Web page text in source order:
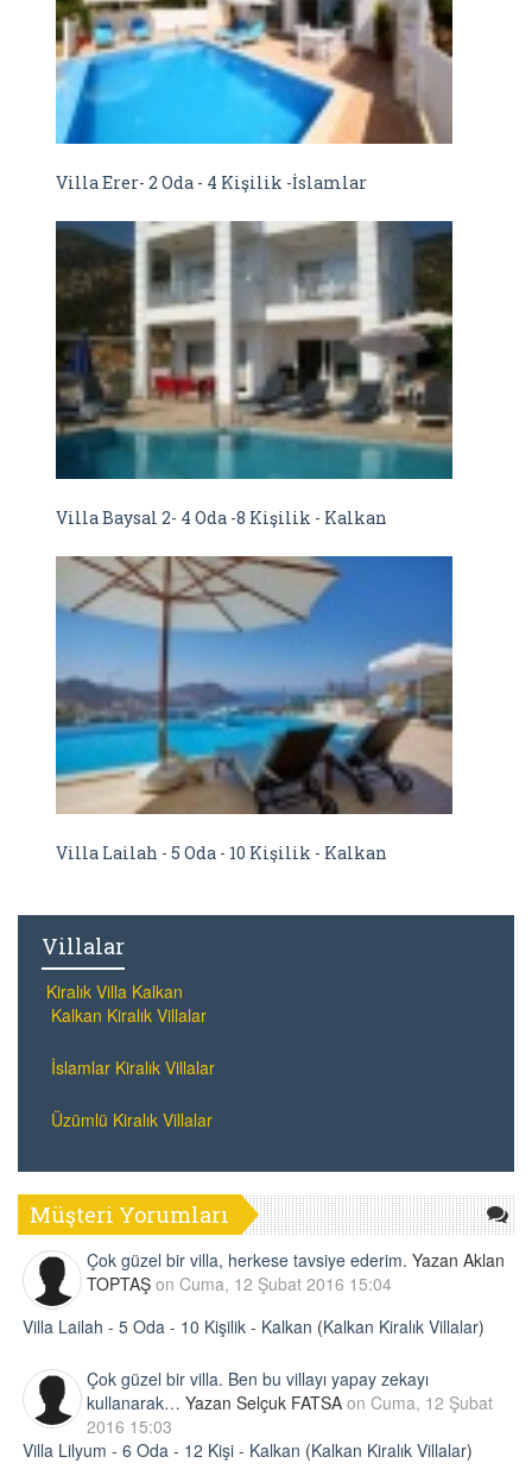
Villa Erer- 2 Oda - 4 Kişilik -İslamlar
Villa Baysal 2- 4 Oda -8 Kişilik - Kalkan
Villa Lailah - 5 Oda - 10 Kişilik - Kalkan
Villalar
Kiralık Villa Kalkan
Kalkan Kiralık Villalar
İslamlar Kiralık Villalar
Üzümlü Kiralık Villalar
Müşteri Yorumları
Çok güzel bir villa, herkese tavsiye ederim. Yazan Aklan
TOPTAŞ on Cuma, 12 Şubat 2016 15:04
Villa Lailah - 5 Oda - 10 Kişilik - Kalkan (Kalkan Kiralık Villalar)
Çok güzel bir villa. Ben bu villayı yapay zekayı
kullanarak… Yazan Selçuk FATSA on Cuma, 12 Şubat
2016 15:03
Villa Lilyum - 6 Oda - 12 Kişi - Kalkan (Kalkan Kiralık Villalar)